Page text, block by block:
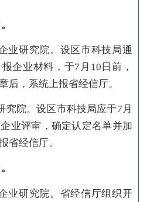
业研究院。设区市科技局通
企业材料，于7月10日前，
后，系统上报省经信厅。
究院。设区市科技局应于7月
业评审，确定认定名单并加
省经信厅。
业研究院。省经信厅组织开